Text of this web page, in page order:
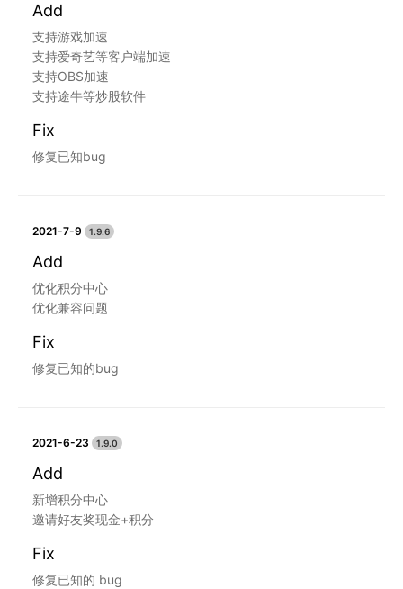
Add
支持游戏加速
支持爱奇艺等客户端加速
支持OBS加速
支持途牛等炒股软件
Fix
修复已知bug
2021-7-9 1.9.6
Add
优化积分中心
优化兼容问题
Fix
修复已知的bug
2021-6-23 1.9.0
Add
新增积分中心
邀请好友奖现金+积分
Fix
修复已知的 bug